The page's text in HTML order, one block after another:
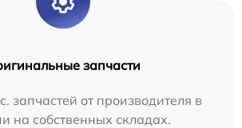
запчасти
запчастей от производителя в
на собственных складах.